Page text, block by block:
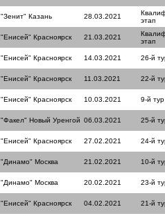
"Зенит" Казань 28.03.2021
этап
"Енисей" Красноярск 21.03.2021
этап
"Енисей" Красноярск 14.03.2021 26-й
"Енисей" Красноярск 11.03.2021 22-й
"Енисей" Красноярск 10.03.2021 9-й тур
"Факел" Новый Уренгой 06.03.2021 25-й
"Енисей" Красноярск 27.02.2021 24-й
"Динамо" Москва 21.02.2021 10-й
"Динамо" Москва 20.02.2021 23-й
"Енисей" Красноярск 04.02.2021 21-й